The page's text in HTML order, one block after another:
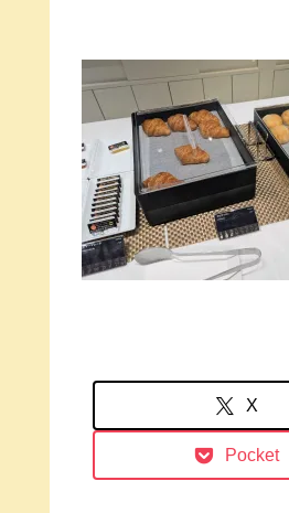
X
Pocket